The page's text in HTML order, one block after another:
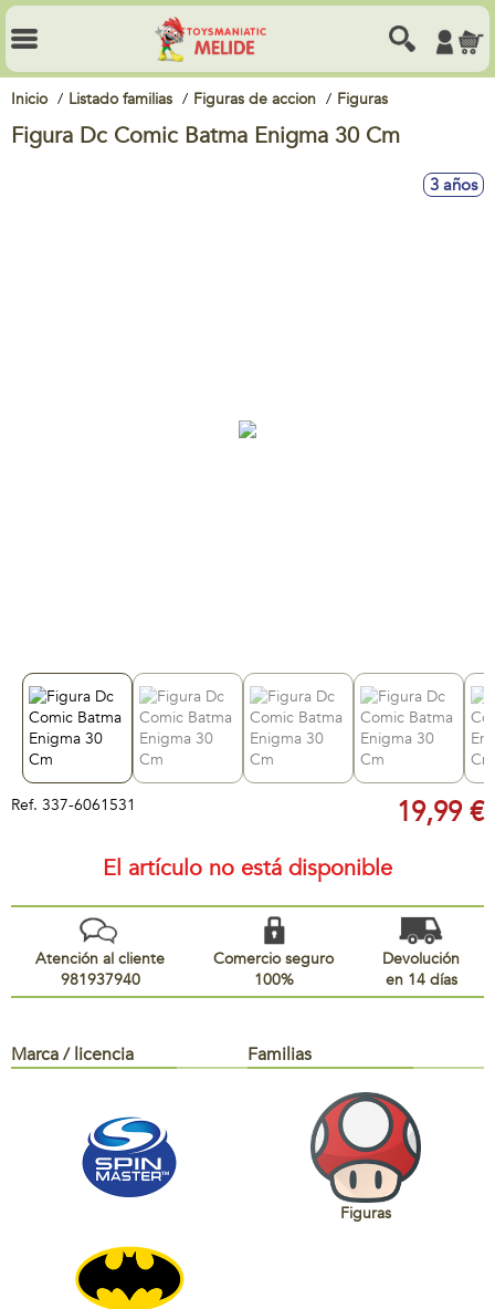
Inicio Listado familias Figuras de accion Figuras
Figura Dc Comic Batma Enigma 30 Cm
3 años
Ref. 337-6061531 19,99 €
El artículo no está disponible
Atención al cliente
981937940
Comercio seguro
100%
Devolución
en 14 días
Marca / licencia Familias
Figuras